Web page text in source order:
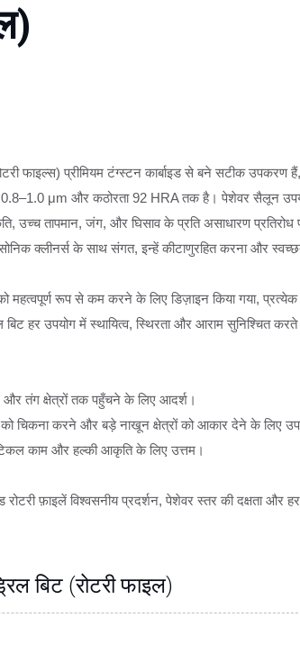
फाइल्स) प्रीमियम टंग्स्टन कार्बाइड से बने सटीक उपकरण
μm और कठोरता 92 HRA तक है। पेशेवर सैलून
उच्च तापमान, जंग, और घिसाव के प्रति असाधारण प्रतिरोध
क्लीनर्स के साथ संगत, इन्हें कीटाणुरहित करना और
महत्वपूर्ण रूप से कम करने के लिए डिज़ाइन किया गया,
हर उपयोग में स्थायित्व, स्थिरता और आराम सुनिश्चित करते
तंग क्षेत्रों तक पहुँचने के लिए आदर्श।
चिकना करने और बड़े नाखून क्षेत्रों को आकार देने के लिए
काम और हल्की आकृति के लिए उत्तम।
रोटरी फ़ाइलें विश्वसनीय प्रदर्शन, पेशेवर स्तर की दक्षता
बिट (रोटरी फाइल)